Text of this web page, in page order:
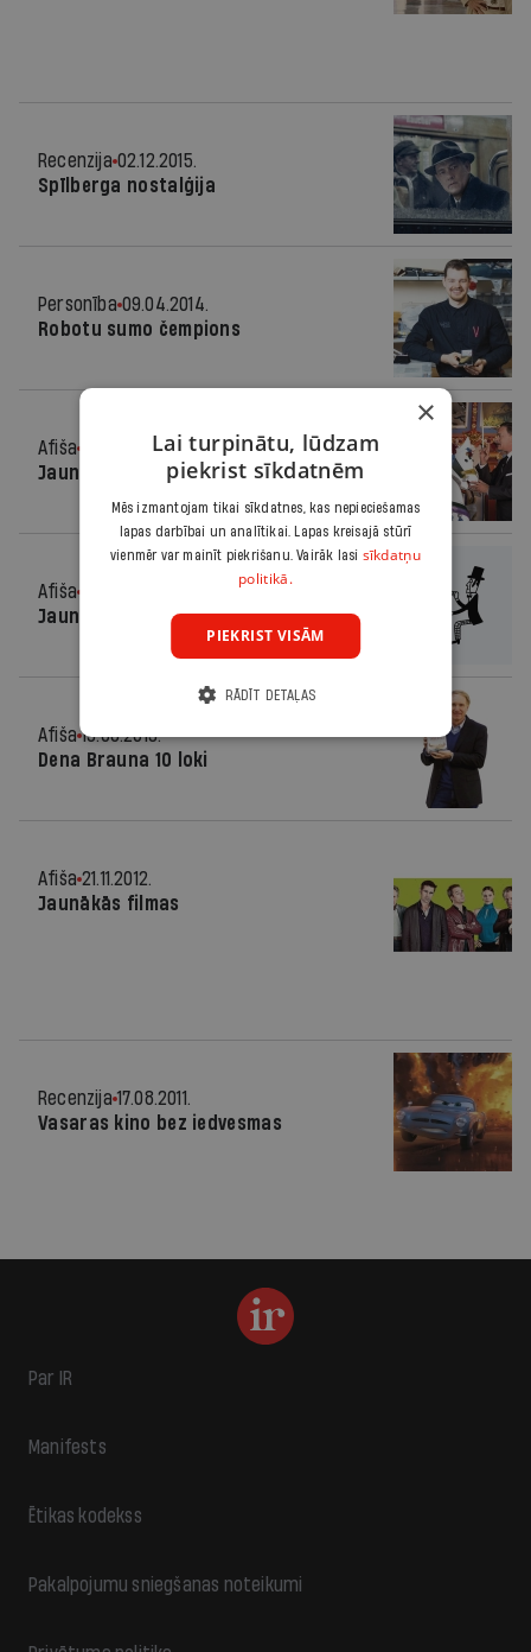
Recenzija 02.12.2015.
Spīlberga nostalģija
Personība 09.04.2014.
Robotu sumo čempions
Afiša
19.02.2014.
Jaunākās filmas
Afiša
Jaunākās filmas
Afiša 13.08.2013.
Dena Brauna 10 loki
Afiša 21.11.2012.
Jaunākās filmas
Recenzija 17.08.2011.
Vasaras kino bez iedvesmas
Par IR
Manifests
Ētikas kodekss
Pakalpojumu sniegšanas noteikumi
×
Lai turpinātu, lūdzam
piekrist sīkdatnēm
Mēs izmantojam tikai sīkdatnes, kas nepieciešamas
lapas darbībai un analītikai. Lapas kreisajā stūrī
vienmēr var mainīt piekrišanu. Vairāk lasi sīkdatņu
politikā.
PIEKRIST VISĀM
RĀDĪT DETAĻAS